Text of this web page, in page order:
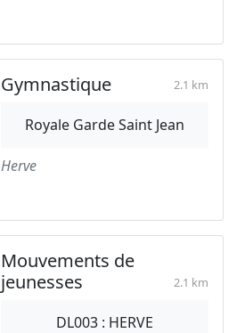
Gymnastique 2.1 km
Royale Garde Saint Jean
Herve
Mouvements de
jeunesses
2.1 km
DL003 : HERVE